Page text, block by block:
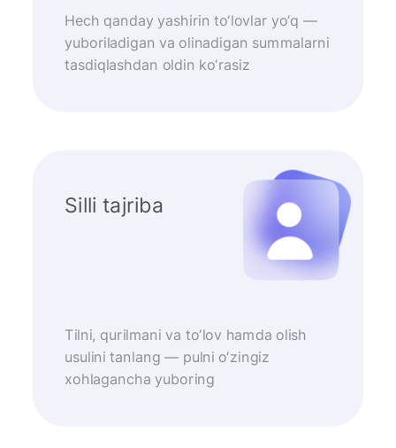
Hech qanday yashirin to‘lovlar yo‘q —
yuboriladigan va olinadigan summalarni
tasdiqlashdan oldin ko‘rasiz
Silli tajriba
Tilni, qurilmani va to‘lov hamda olish
usulini tanlang — pulni o‘zingiz
xohlagancha yuboring